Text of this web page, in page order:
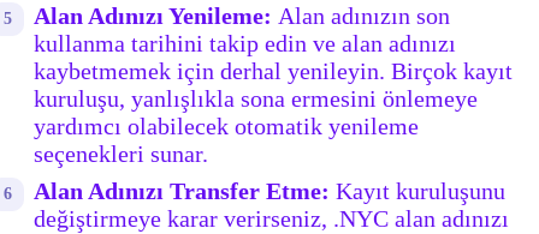
Alan Adınızı Yenileme: Alan adınızın son
kullanma tarihini takip edin ve alan adınızı
kaybetmemek için derhal yenileyin. Birçok kayıt
kuruluşu, yanlışlıkla sona ermesini önlemeye
yardımcı olabilecek otomatik yenileme
seçenekleri sunar.
Alan Adınızı Transfer Etme: Kayıt kuruluşunu
değiştirmeye karar verirseniz, .NYC alan adınızı